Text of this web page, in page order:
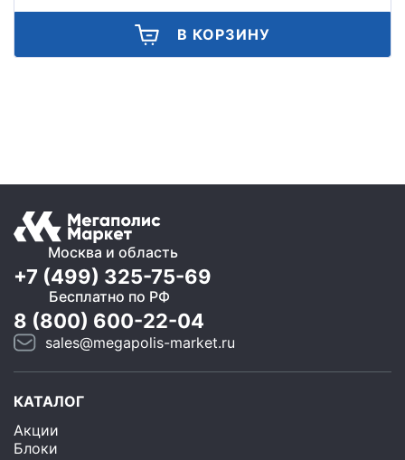
В КОРЗИНУ
Москва и область
+7 (499) 325-75-69
Бесплатно по РФ
8 (800) 600-22-04
sales@megapolis-market.ru
КАТАЛОГ
Акции
Блоки